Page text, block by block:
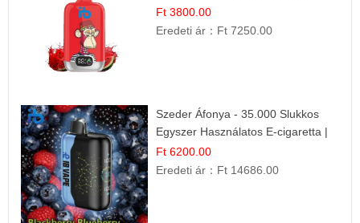
Ft 3800.00
Eredeti ár： Ft 7250.00
Szeder Áfonya - 35.000 Slukkos
Egyszer Használatos E-cigaretta |
Prémium Ízélmény
Ft 6200.00
Eredeti ár： Ft 14686.00